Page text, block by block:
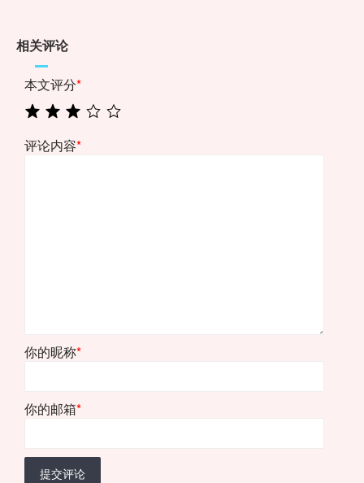
相关评论
本文评分*
评论内容*
你的昵称*
你的邮箱*
提交评论